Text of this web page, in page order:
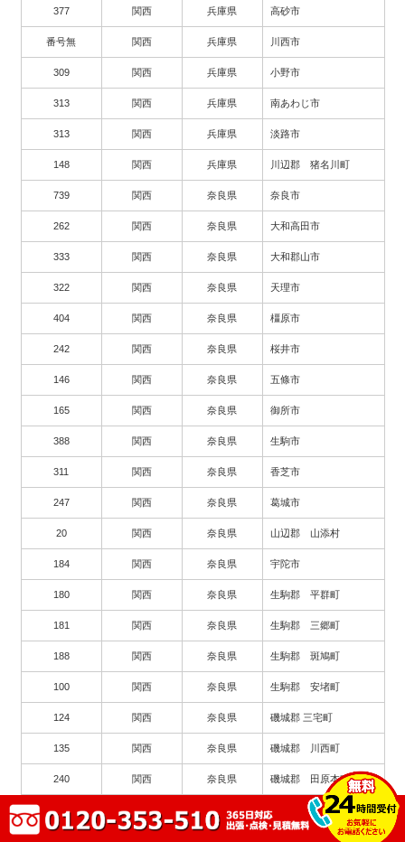
377 関西 兵庫県 高砂市
番号無 関西 兵庫県 川西市
309 関西 兵庫県 小野市
313 関西 兵庫県 南あわじ市
313 関西 兵庫県 淡路市
148 関西 兵庫県 川辺郡 猪名川町
739 関西 奈良県 奈良市
262 関西 奈良県 大和高田市
333 関西 奈良県 大和郡山市
322 関西 奈良県 天理市
404 関西 奈良県 橿原市
242 関西 奈良県 桜井市
146 関西 奈良県 五條市
165 関西 奈良県 御所市
388 関西 奈良県 生駒市
311 関西 奈良県 香芝市
247 関西 奈良県 葛城市
20 関西 奈良県 山辺郡 山添村
184 関西 奈良県 宇陀市
180 関西 奈良県 生駒郡 平群町
181 関西 奈良県 生駒郡 三郷町
188 関西 奈良県 生駒郡 斑鳩町
100 関西 奈良県 生駒郡 安堵町
124 関西 奈良県 磯城郡 三宅町
135 関西 奈良県 磯城郡 川西町
240 関西 奈良県 磯城郡 田原本町
20 関西 奈良県 宇陀郡 曽爾村